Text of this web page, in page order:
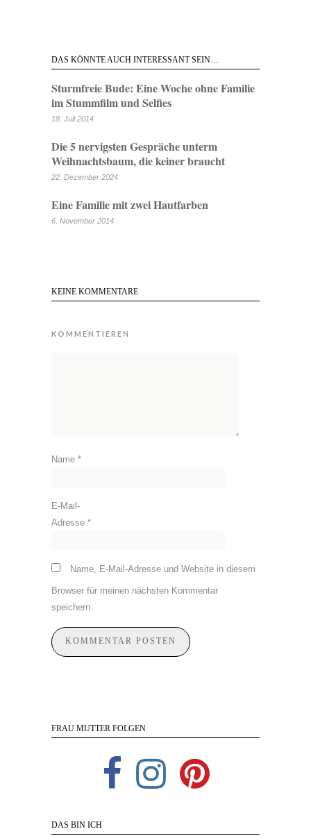
DAS KÖNNTE AUCH INTERESSANT SEIN…
Sturmfreie Bude: Eine Woche ohne Familie
im Stummfilm und Selfies
18. Juli 2014
Die 5 nervigsten Gespräche unterm
Weihnachtsbaum, die keiner braucht
22. Dezember 2024
Eine Familie mit zwei Hautfarben
6. November 2014
KEINE KOMMENTARE
KOMMENTIEREN
Name *
E-Mail-
Adresse *
Name, E-Mail-Adresse und Website in diesem
Browser für meinen nächsten Kommentar
speichern.
FRAU MUTTER FOLGEN
DAS BIN ICH